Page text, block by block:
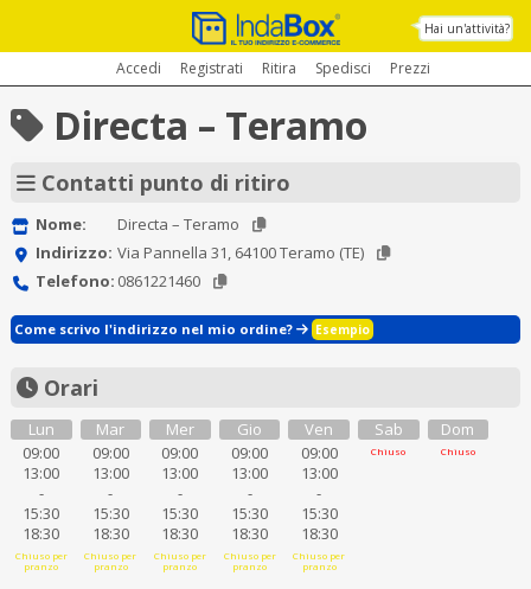
Hai un'attività?
Accedi Registrati Ritira Spedisci Prezzi
Directa – Teramo
Contatti punto di ritiro
Nome:
Directa – Teramo
Indirizzo: Via Pannella 31, 64100 Teramo (TE)
Telefono: 0861221460
Come scrivo l'indirizzo nel mio ordine? Esempio
Orari
Lun
09:00
13:00
-
15:30
18:30
Chiuso per
pranzo
Mar
09:00
13:00
-
15:30
18:30
Chiuso per
pranzo
Mer
09:00
13:00
-
15:30
18:30
Chiuso per
pranzo
Gio
09:00
13:00
-
15:30
18:30
Chiuso per
pranzo
Ven
09:00
13:00
-
15:30
18:30
Chiuso per
pranzo
Sab
Chiuso
Dom
Chiuso